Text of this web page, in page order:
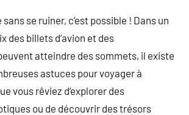
se ruiner, c’est possible ! Dans un
des billets d’avion et des
atteindre des sommets, il existe
astuces pour voyager à
vous rêviez d’explorer des
ou de découvrir des trésors